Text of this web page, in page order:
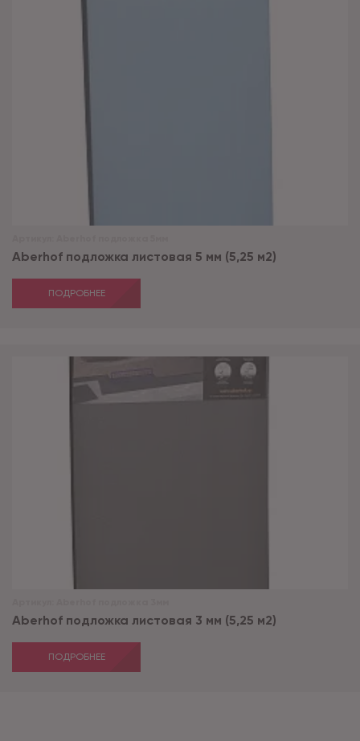
Aberhof подложка листовая 5 мм (5,25 м2)
ПОДРОБНЕЕ
Aberhof подложка листовая 3 мм (5,25 м2)
ПОДРОБНЕЕ